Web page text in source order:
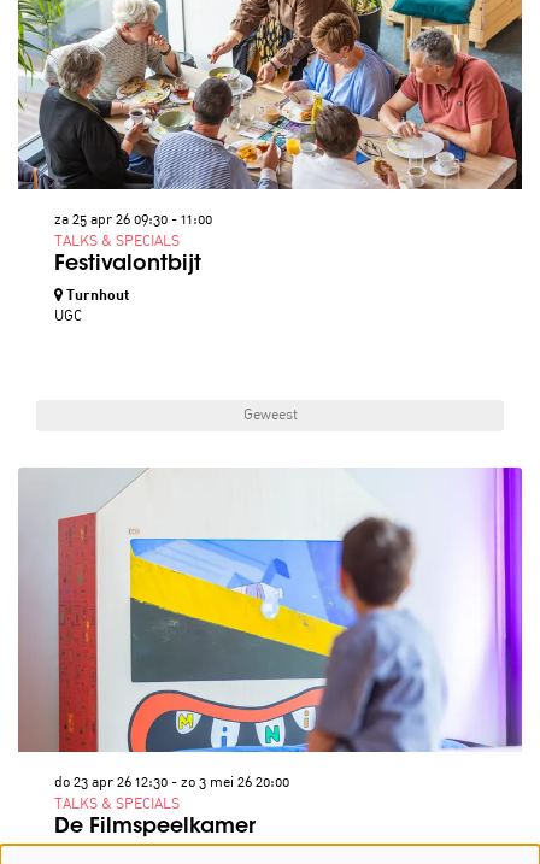
Festivalontbijt
TALKS & SPECIALS
za 25 apr 26 09:30 - 11:00
Turnhout
UGC
Geweest
De Filmspeelkamer
TALKS & SPECIALS
do 23 apr 26 12:30 - zo 3 mei 26 20:00